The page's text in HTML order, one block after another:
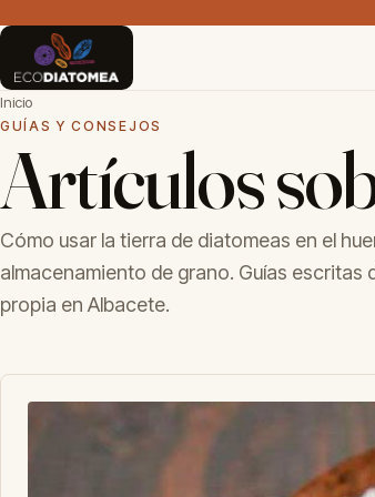
Inicio
GUÍAS Y CONSEJOS
Artículos
Cómo usar la tierra de diatomeas en el
almacenamiento de grano. Guías
propia en Albacete.